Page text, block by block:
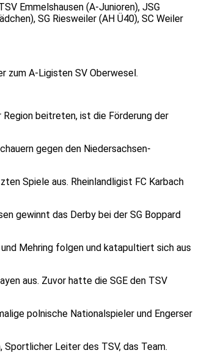
Emmelshausen (A-Junioren), JSG
SG Riesweiler (AH Ü40), SC Weiler
zum A-Ligisten SV Oberwesel.
beitreten, ist die Förderung der
gegen den Niedersachsen-
Spiele aus. Rheinlandligist FC Karbach
gewinnt das Derby bei der SG Boppard
Mehring folgen und katapultiert sich aus
aus. Zuvor hatte die SGE den TSV
polnische Nationalspieler und Engerser
Leiter des TSV, das Team.